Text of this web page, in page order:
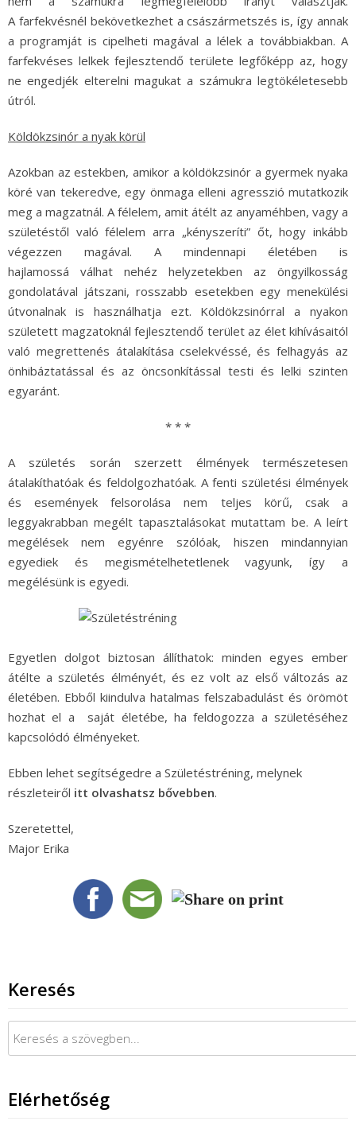
A farfekvésnél bekövetkezhet a császármetszés is, így annak
a programját is cipelheti magával a lélek a továbbiakban. A
farfekvéses lelkek fejlesztendő területe legfőképp az, hogy
ne engedjék elterelni magukat a számukra legtökéletesebb
útról.
Köldökzsinór a nyak körül
Azokban az estekben, amikor a köldökzsinór a gyermek nyaka
köré van tekeredve, egy önmaga elleni agresszió mutatkozik
meg a magzatnál. A félelem, amit átélt az anyaméhben, vagy a
születéstől való félelem arra „kényszeríti” őt, hogy inkább
végezzen magával. A mindennapi életében is
hajlamossá válhat nehéz helyzetekben az öngyilkosság
gondolatával játszani, rosszabb esetekben egy menekülési
útvonalnak is használhatja ezt. Köldökzsinórral a nyakon
született magzatoknál fejlesztendő terület az élet kihívásaitól
való megrettenés átalakítása cselekvéssé, és felhagyás az
önhibáztatással és az öncsonkítással testi és lelki szinten
egyaránt.
* * *
A születés során szerzett élmények természetesen
átalakíthatóak és feldolgozhatóak. A fenti születési élmények
és események felsorolása nem teljes körű, csak a
leggyakrabban megélt tapasztalásokat mutattam be. A leírt
megélések nem egyénre szólóak, hiszen mindannyian
egyediek és megismételhetetlenek vagyunk, így a
megélésünk is egyedi.
Egyetlen dolgot biztosan állíthatok: minden egyes ember
átélte a születés élményét, és ez volt az első változás az
életében. Ebből kiindulva hatalmas felszabadulást és örömöt
hozhat el a saját életébe, ha feldogozza a születéséhez
kapcsolódó élményeket.
Ebben lehet segítségedre a Születéstréning, melynek
részleteiről itt olvashatsz bővebben.
Szeretettel,
Major Erika
Keresés
Keresés:
Elérhetőség